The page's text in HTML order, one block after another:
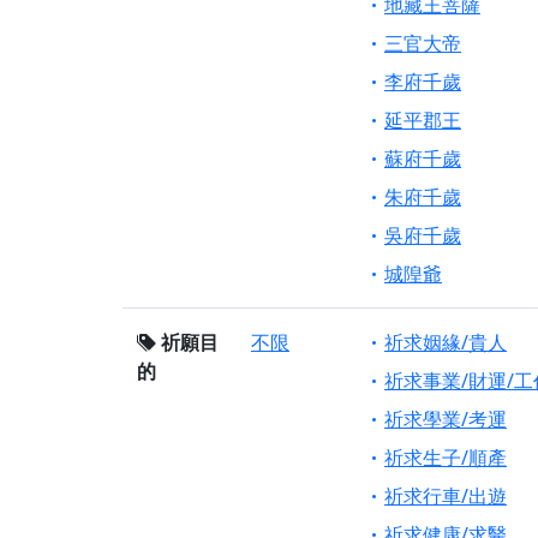
三官大帝
李府千歲
延平郡王
蘇府千歲
朱府千歲
吳府千歲
城隍爺
祈願目
的
不限
祈求姻緣/貴人
祈求事業/財運/工
祈求學業/考運
祈求生子/順產
祈求行車/出遊